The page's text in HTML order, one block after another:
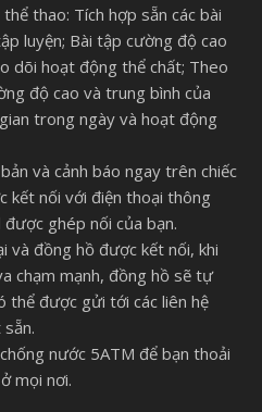
thao: Tích hợp sẵn các bài
luyện; Bài tập cường độ cao
dõi hoạt động thể chất; Theo
độ cao và trung bình của
trong ngày và hoạt động
và cảnh báo ngay trên chiếc
kết nối với điện thoại thông
ghép nối của bạn.
và đồng hồ được kết nối, khi
chạm mạnh, đồng hồ sẽ tự
thể được gửi tới các liên hệ
nước 5ATM để bạn thoải
mọi nơi.